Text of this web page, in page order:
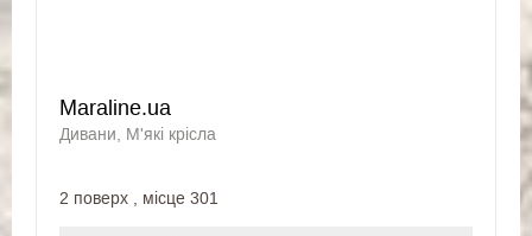
Maraline.ua
Дивани, М'які крісла
2 поверх , місце 301